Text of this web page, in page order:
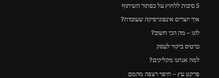
5 סיבות ללחוץ על כפתור השיתוף
איך יוצרים אינפוגרפיקה שעובדת?
לוגו – מה הכי חשוב?
כרטיס ביקור לעסק
למה אנחנו מקליקים?
פרקט עץ – חיפוי רצפה מהמם